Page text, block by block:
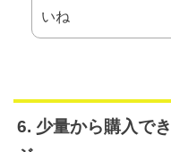
いね
6. 少量から購入で